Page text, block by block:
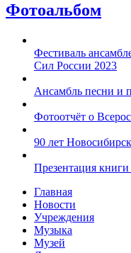
Фотоальбом
Фестиваль
Сил России 2023
Ансамбль песни и
Фотоотчёт о
90 лет
Презентация
Главная
Новости
Учреждения
Музыка
Музей